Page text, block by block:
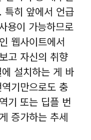
특히 앞에서 언급
용이 가능하므로
웹사이트에서
고 자신의 취향
설치하는 게 바
기만으로도 충
기 또는 딥플 번
증가하는 추세